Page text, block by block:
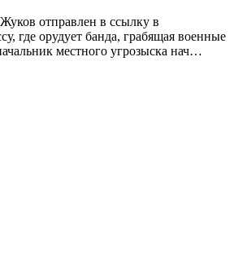
отправлен в ссылку в
где орудует банда, грабящая военные
местного угрозыска нач…